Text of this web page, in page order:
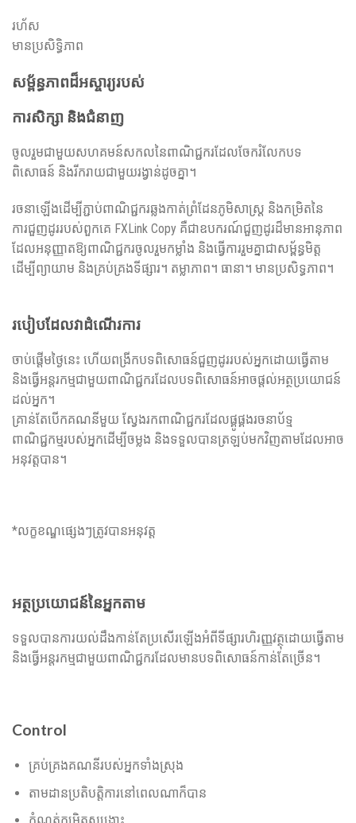
រហ័ស
មានប្រសិទ្ធិភាព
សម្ព័ន្ធភាពដ៏អស្ចារ្យរបស់
ការសិក្សា និងជំនាញ
ចូលរួមជាមួយសហគមន៍សកលនៃពាណិជ្ជករដែលចែករំលែកបទ
ពិសោធន៍ និងរីករាយជាមួយរង្វាន់ដូចគ្នា។
រចនាឡើងដើម្បីភ្ជាប់ពាណិជ្ជករឆ្លងកាត់ព្រំដែនភូមិសាស្រ្ត និងកម្រិតនៃ
ការជួញដូររបស់ពួកគេ FXLink Copy គឺជាឧបករណ៍ជួញដូរដ៏មានអានុភាព
ដែលអនុញ្ញាតឱ្យពាណិជ្ជករចូលរួមកម្លាំង និងធ្វើការរួមគ្នាជាសម្ព័ន្ធមិត្ត
ដើម្បីព្យាយាម និងគ្រប់គ្រងទីផ្សារ។ តម្លាភាព។ ធានា។ មានប្រសិទ្ធភាព។
របៀបដែលវាដំណើរការ
ចាប់ផ្តើមថ្ងៃនេះ ហើយពង្រីកបទពិសោធន៍ជួញដូររបស់អ្នកដោយធ្វើតាម
និងធ្វើអន្តរកម្មជាមួយពាណិជ្ជករដែលបទពិសោធន៍អាចផ្តល់អត្ថប្រយោជន៍
ដល់អ្នក។
គ្រាន់តែបើកគណនីមួយ ស្វែងរកពាណិជ្ជករដែលផ្គូផ្គងរចនាប័ទ្ម
ពាណិជ្ជកម្មរបស់អ្នកដើម្បីចម្លង និងទទួលបានត្រឡប់មកវិញតាមដែលអាច
អនុវត្តបាន។
*លក្ខខណ្ឌផ្សេងៗត្រូវបានអនុវត្ត
អត្ថប្រយោជន៍នៃអ្នកតាម
ទទួលបានការយល់ដឹងកាន់តែប្រសើរឡើងអំពីទីផ្សារហិរញ្ញវត្ថុដោយធ្វើតាម
និងធ្វើអន្តរកម្មជាមួយពាណិជ្ជករដែលមានបទពិសោធន៍កាន់តែច្រើន។
Control
គ្រប់គ្រងគណនីរបស់អ្នកទាំងស្រុង
តាមដានប្រតិបត្តិការនៅពេលណាក៏បាន